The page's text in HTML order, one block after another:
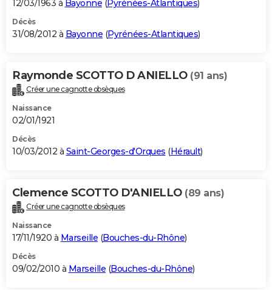
12/03/1963 à Bayonne (Pyrénées-Atlantiques)
Décès
31/08/2012 à Bayonne (Pyrénées-Atlantiques)
Raymonde SCOTTO D ANIELLO (91 ans)
Créer une cagnotte obsèques
Naissance
02/01/1921
Décès
10/03/2012 à Saint-Georges-d'Orques (Hérault)
Clemence SCOTTO D'ANIELLO (89 ans)
Créer une cagnotte obsèques
Naissance
17/11/1920 à Marseille (Bouches-du-Rhône)
Décès
09/02/2010 à Marseille (Bouches-du-Rhône)